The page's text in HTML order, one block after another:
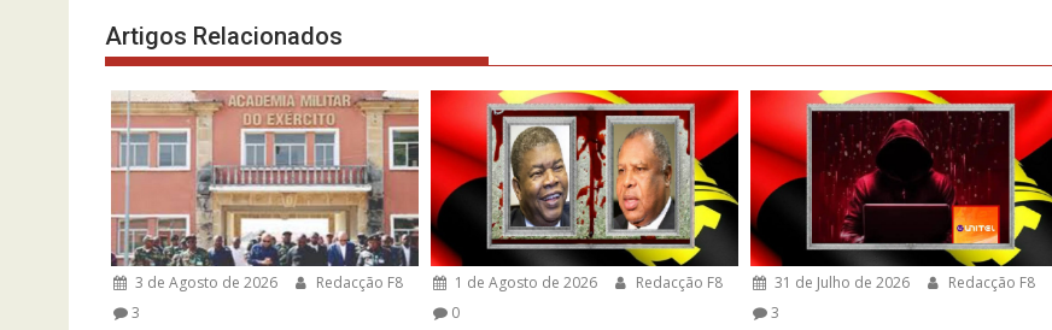
Artigos Relacionados
3 de Agosto de 2026
Redacção F8
3
1 de Agosto de 2026
Redacção F8
0
31 de Julho de 2026
Redacção F8
3